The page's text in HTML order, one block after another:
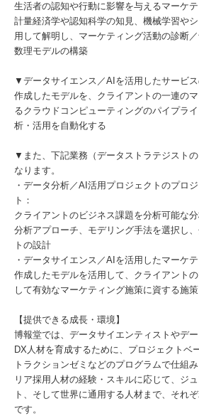
生活者の認知や行動に影響を与えるマーケテ
計量経済学や認知科学の知見、機械学習や
用して解明し、マーケティング活動の診断
数理モデルの構築
▼データサイエンス／AIを活用したサービ
作成したモデルを、クライアントの一連の
るクラウドコンピューティングのパイプラ
析・活用を自動化する
▼また、下記業務（データストラテジスト
なります。
・データ分析／AI活用プロジェクトのプロ
ト：
クライアントのビジネス課題を分析可能な
分析アプローチ、モデリング手法を選択し
トの設計
・データサイエンス／AIを活用したマーケ
作成したモデルを活用して、クライアント
して有効なマーケティング施策に資する施
【提供できる成長・環境】
博報堂では、データサイエンティストやデ
DX人材を育成するために、プロジェクトベ
トラクションゼミなどのプログラムで仕組
リア採用人材の経験・スキルに応じて、ジ
ト、そして世界に通用する人材まで、それ
です。